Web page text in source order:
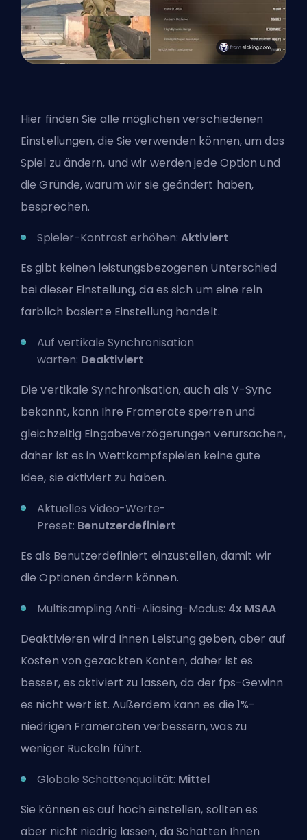
Hier finden Sie alle möglichen verschiedenen
Einstellungen, die Sie verwenden können, um das
Spiel zu ändern, und wir werden jede Option und
die Gründe, warum wir sie geändert haben,
besprechen.
Spieler-Kontrast erhöhen: Aktiviert
Es gibt keinen leistungsbezogenen Unterschied
bei dieser Einstellung, da es sich um eine rein
farblich basierte Einstellung handelt.
Auf vertikale Synchronisation
warten: Deaktiviert
Die vertikale Synchronisation, auch als V-Sync
bekannt, kann Ihre Framerate sperren und
gleichzeitig Eingabeverzögerungen verursachen,
daher ist es in Wettkampfspielen keine gute
Idee, sie aktiviert zu haben.
Aktuelles Video-Werte-
Preset: Benutzerdefiniert
Es als Benutzerdefiniert einzustellen, damit wir
die Optionen ändern können.
Multisampling Anti-Aliasing-Modus: 4x MSAA
Deaktivieren wird Ihnen Leistung geben, aber auf
Kosten von gezackten Kanten, daher ist es
besser, es aktiviert zu lassen, da der fps-Gewinn
es nicht wert ist. Außerdem kann es die 1%-
niedrigen Frameraten verbessern, was zu
weniger Ruckeln führt.
Globale Schattenqualität: Mittel
Sie können es auf hoch einstellen, sollten es
aber nicht niedrig lassen, da Schatten Ihnen